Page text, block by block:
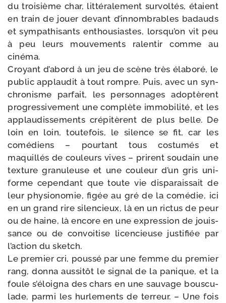
du troi­sième char, lit­té­ra­le­ment sur­vol­tés, étaient
en train de jouer devant d’in­nom­brables badauds
et sym­pa­thi­sants enthou­siastes, lors­qu’on vit peu
à peu leurs mou­ve­ments ralen­tir comme au
cinéma.
Croyant d’a­bord à un jeu de scène très éla­bo­ré, le
public applau­dit à tout rompre. Puis, avec un syn­
chro­nisme par­fait, les per­son­nages ado­ptèrent
pro­gres­si­ve­ment une com­plète immo­bi­li­té, et les
applau­dis­se­ments cré­pi­tèrent de plus belle. De
loin en loin, tou­te­fois, le silence se fit, car les
comé­diens – pour­tant tous cos­tu­més et
maquillés de cou­leurs vives – prirent sou­dain une
tex­ture gra­nu­leuse et une cou­leur d’un gris uni­
forme cepen­dant que toute vie dis­pa­rais­sait de
leur phy­sio­no­mie, figée au gré de la comé­die, ici
en un grand rire silen­cieux, là en un ric­tus de peur
ou de haine, là encore en une expres­sion de jouis­
sance ou de convoi­tise licen­cieuse jus­ti­fiée par
l’ac­tion du sketch.
Le pre­mier cri, pous­sé par une femme du pre­mier
rang, don­na aus­si­tôt le signal de la panique, et la
foule s’é­loi­gna des chars en une sau­vage bous­cu­
lade, par­mi les hur­le­ments de ter­reur. – Une fois